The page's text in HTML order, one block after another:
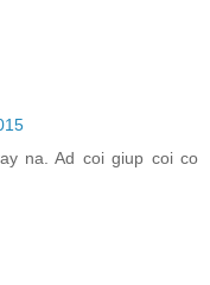
na. Ad coi giup coi co